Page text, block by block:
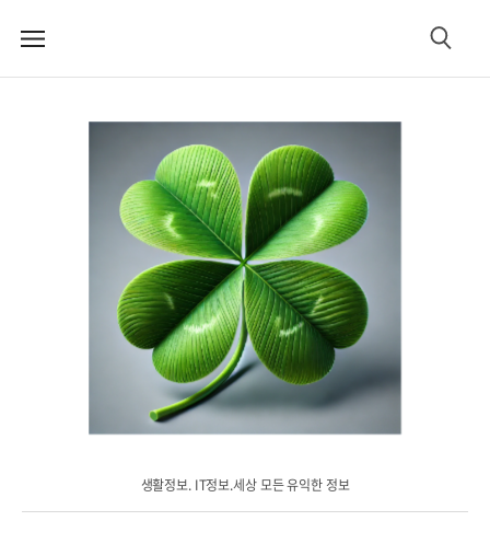
메
검
생활정보. IT정보.세상 모든 유익한 정보